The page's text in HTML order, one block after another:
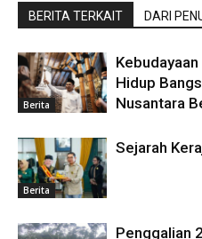
BERITA TERKAIT DARI
Berita
Hidup
Nusantara
Berita
Sejarah
Penggalian